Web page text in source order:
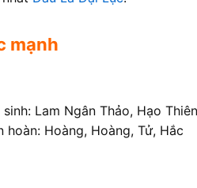
mạnh
Lam Ngân Thảo, Hạo
hoàn: Hoàng, Hoàng, Tử, Hắc